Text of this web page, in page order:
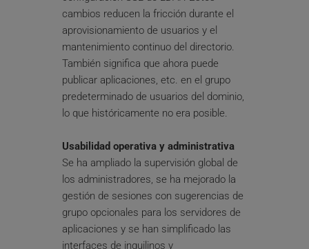
cambios reducen la fricción durante el
aprovisionamiento de usuarios y el
mantenimiento continuo del directorio.
También significa que ahora puede
publicar aplicaciones, etc. en el grupo
predeterminado de usuarios del dominio,
lo que históricamente no era posible.
Usabilidad operativa y administrativa
Se ha ampliado la supervisión global de
los administradores, se ha mejorado la
gestión de sesiones con sugerencias de
grupo opcionales para los servidores de
aplicaciones y se han simplificado las
interfaces de inquilinos y